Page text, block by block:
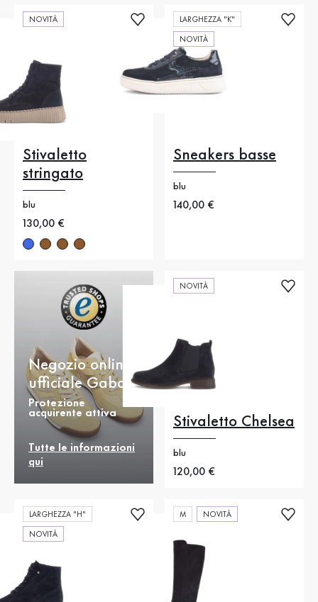
NOVITÀ
Stivaletto
stringato
blu
Nuovo prezzo
130,00 €
LARGHEZZA "K"
NOVITÀ
Sneakers basse
blu
Nuovo prezzo
140,00 €
Negozio online
ufficiale Gabor
Protezione
acquirente attiva
Tutte le informazioni
qui
NOVITÀ
Stivaletto Chelsea
blu
Nuovo prezzo
120,00 €
LARGHEZZA "H"
NOVITÀ
M NOVITÀ